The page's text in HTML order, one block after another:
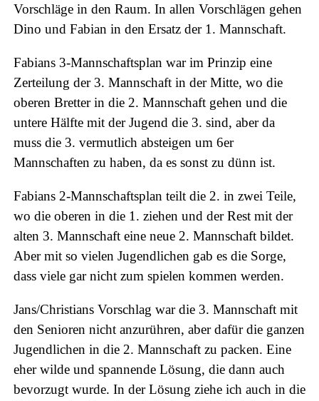
Vorschläge in den Raum. In allen Vorschlägen gehen
Dino und Fabian in den Ersatz der 1. Mannschaft.
Fabians 3-Mannschaftsplan war im Prinzip eine
Zerteilung der 3. Mannschaft in der Mitte, wo die
oberen Bretter in die 2. Mannschaft gehen und die
untere Hälfte mit der Jugend die 3. sind, aber da
muss die 3. vermutlich absteigen um 6er
Mannschaften zu haben, da es sonst zu dünn ist.
Fabians 2-Mannschaftsplan teilt die 2. in zwei Teile,
wo die oberen in die 1. ziehen und der Rest mit der
alten 3. Mannschaft eine neue 2. Mannschaft bildet.
Aber mit so vielen Jugendlichen gab es die Sorge,
dass viele gar nicht zum spielen kommen werden.
Jans/Christians Vorschlag war die 3. Mannschaft mit
den Senioren nicht anzurühren, aber dafür die ganzen
Jugendlichen in die 2. Mannschaft zu packen. Eine
eher wilde und spannende Lösung, die dann auch
bevorzugt wurde. In der Lösung ziehe ich auch in die